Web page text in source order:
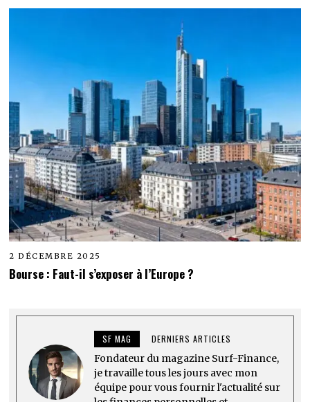
2 DÉCEMBRE 2025
Bourse : Faut-il s’exposer à l’Europe ?
SF MAG DERNIERS ARTICLES
Fondateur du magazine Surf-Finance,
je travaille tous les jours avec mon
équipe pour vous fournir l'actualité sur